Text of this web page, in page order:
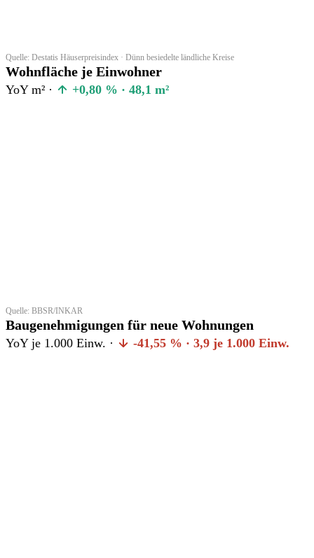
Quelle: Destatis Häuserpreisindex · Dünn besiedelte ländliche Kreise
Wohnfläche je Einwohner
YoY m² · +0,80 % · 48,1 m²
Quelle: BBSR/INKAR
Baugenehmigungen für neue Wohnungen
YoY je 1.000 Einw. · -41,55 % · 3,9 je 1.000 Einw.